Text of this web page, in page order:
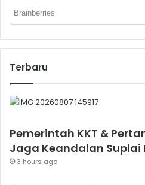
Terbaru
Pemerintah KKT &
Jaga Keandalan Suplai
3 hours ago